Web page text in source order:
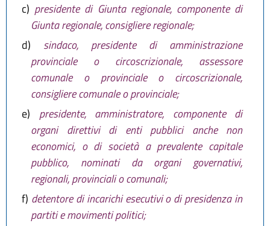
c) presidente di Giunta regionale, componente di
Giunta regionale, consigliere regionale;
d)
sindaco, presidente di amministrazione
provinciale o circoscrizionale, assessore
comunale o provinciale o circoscrizionale,
consigliere comunale o provinciale;
e)
presidente, amministratore, componente di
organi direttivi di enti pubblici anche non
economici, o di società a prevalente capitale
pubblico, nominati da organi governativi,
regionali, provinciali o comunali;
f) detentore di incarichi esecutivi o di presidenza in
partiti e movimenti politici;